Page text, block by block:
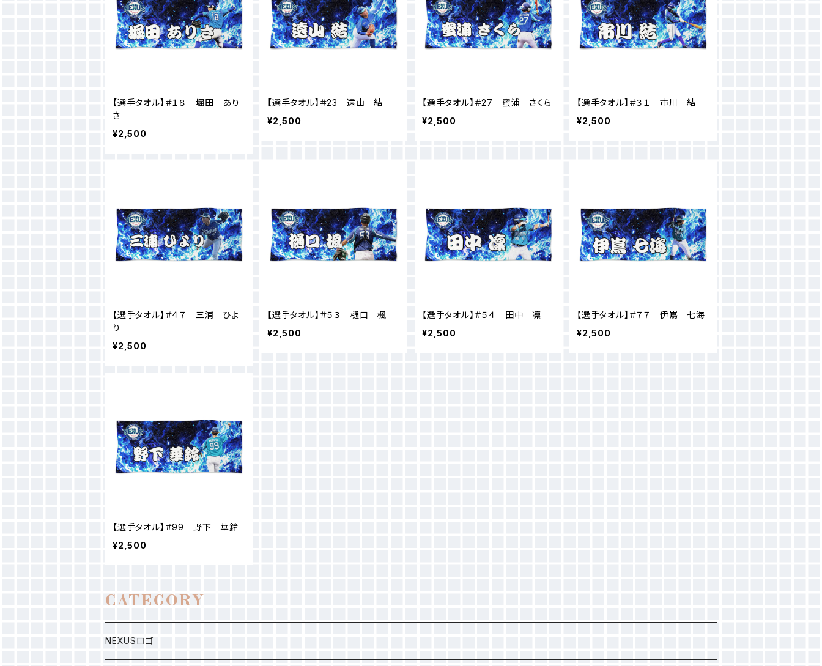
【選手タオル】＃１８ 堀田 あり
さ
¥2,500
【選手タオル】＃23 遠山 結
¥2,500
【選手タオル】＃27 蜜浦 さくら
¥2,500
【選手タオル】＃３１ 市川 結
¥2,500
【選手タオル】＃４７ 三浦 ひよ
り
¥2,500
【選手タオル】＃５３ 樋口 楓
¥2,500
【選手タオル】＃５４ 田中 凜
¥2,500
【選手タオル】＃７７ 伊嶌 七海
¥2,500
【選手タオル】＃99 野下 華鈴
¥2,500
CATEGORY
NEXUSロゴ